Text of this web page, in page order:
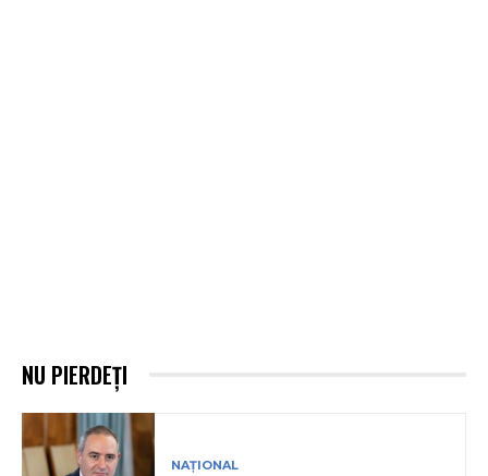
NU PIERDEȚI
NAȚIONAL